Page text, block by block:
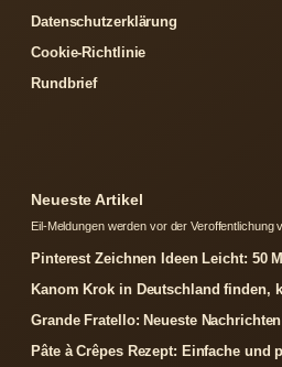
Datenschutzerklärung
Cookie-Richtlinie
Rundbrief
Neueste Artikel
Eil-Meldungen werden vor der Veroffentlichung
Pinterest Zeichnen Ideen Leicht: 50
Kanom Krok in Deutschland finden,
Grande Fratello: Neueste
Pâte à Crêpes Rezept: Einfache und